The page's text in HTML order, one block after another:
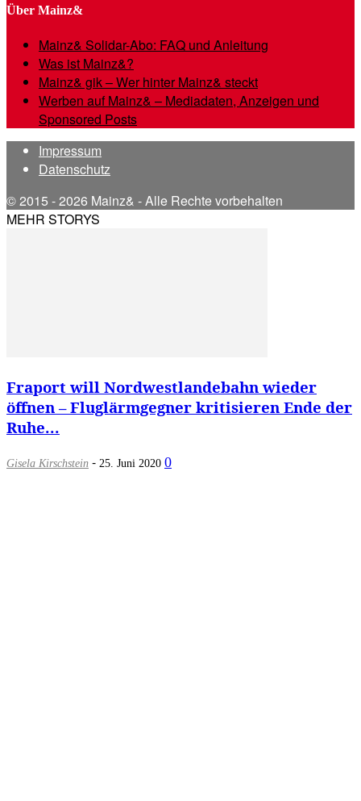
Über Mainz&
Mainz& Solidar-Abo: FAQ und Anleitung
Was ist Mainz&?
Mainz& gik – Wer hinter Mainz& steckt
Werben auf Mainz& – Mediadaten, Anzeigen und
Sponsored Posts
Impressum
Datenschutz
© 2015 - 2026 Mainz& - Alle Rechte vorbehalten
MEHR STORYS
Fraport will Nordwestlandebahn wieder
öffnen – Fluglärmgegner kritisieren Ende der
Ruhe...
Gisela Kirschstein - 25. Juni 2020 0